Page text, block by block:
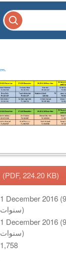
(PDF, 224.20 KB)
1 December 2016 (منذ 9
سنوات)
1 December 2016 (منذ 9
سنوات)
1,758